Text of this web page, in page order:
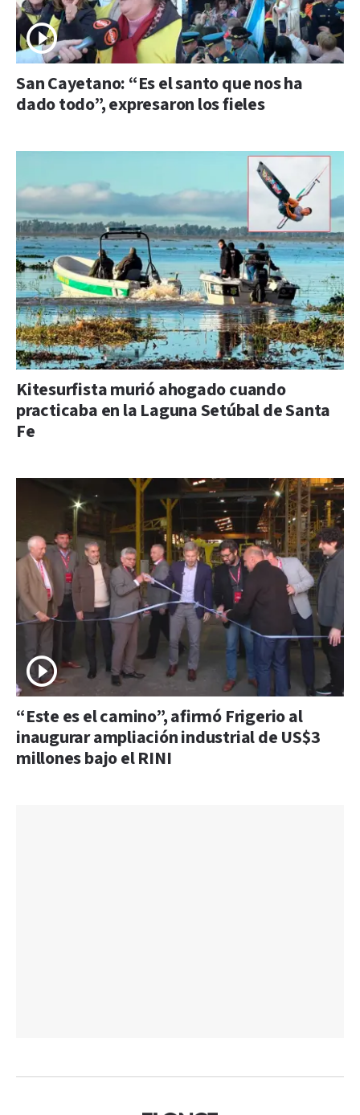
San Cayetano: “Es el santo que nos ha
dado todo”, expresaron los fieles
Kitesurfista murió ahogado cuando
practicaba en la Laguna Setúbal de Santa
Fe
“Este es el camino”, afirmó Frigerio al
inaugurar ampliación industrial de US$3
millones bajo el RINI